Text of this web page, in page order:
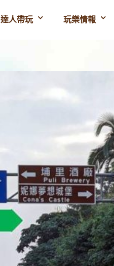
達人帶玩 玩樂情報